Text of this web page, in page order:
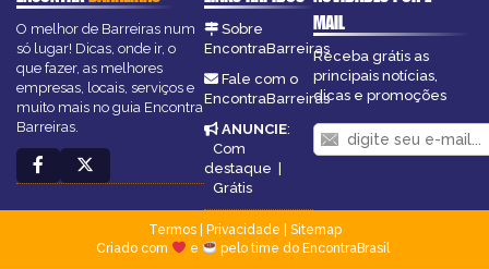
O melhor de Barreiras num
só lugar! Dicas, onde ir, o
que fazer, as melhores
empresas, locais, serviços e
muito mais no guia Encontra
Barreiras.
Sobre
EncontraBarreiras
Fale com o
EncontraBarreiras
ANUNCIE:
Com
destaque
Grátis
MAIL
Receba grátis as
principais notícias,
dicas e promoções
Termos| Privacidade
Sitemap
Criado com
e pelo time do EncontraBrasil